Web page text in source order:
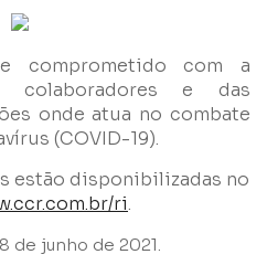
comprometido com a
colaboradores e das
onde atua no combate
(COVID-19).
estão disponibilizadas no
ri.
de junho de 2021.